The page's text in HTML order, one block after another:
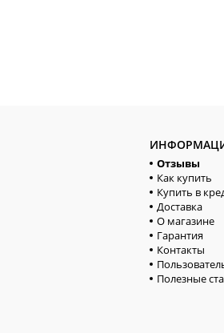
Отзывы
Как купить
Купить в
Доставка
О магазине
Гарантия
Контакты
Полезные